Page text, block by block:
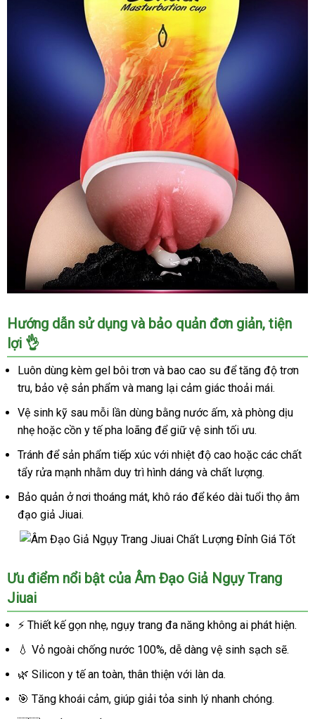
Âm
Đạo
Giả
Ngụy
Trang
Jiuai
Chất
Lượng
Đỉnh
Giá
Tốt
Hướng dẫn sử dụng và bảo quản đơn giản, tiện
lợi 👌
Luôn dùng kèm gel bôi trơn và bao cao su để tăng độ trơn
tru, bảo vệ sản phẩm và mang lại cảm giác thoải mái.
Vệ sinh kỹ sau mỗi lần dùng bằng nước ấm, xà phòng dịu
nhẹ hoặc cồn y tế pha loãng để giữ vệ sinh tối ưu.
Tránh để sản phẩm tiếp xúc với nhiệt độ cao hoặc các chất
tẩy rửa mạnh nhằm duy trì hình dáng và chất lượng.
Bảo quản ở nơi thoáng mát, khô ráo để kéo dài tuổi thọ âm
đạo giả Jiuai.
Âm
Đạo
Giả
Ngụy
Trang
Jiuai
Lượng
Đỉnh
Ưu điểm nổi bật của Âm Đạo Giả Ngụy Trang
Jiuai
⚡ Thiết kế gọn nhẹ, ngụy trang đa năng không ai phát hiện.
💧 Vỏ ngoài chống nước 100%, dễ dàng vệ sinh sạch sẽ.
🌿 Silicon y tế an toàn, thân thiện với làn da.
🎯 Tăng khoái cảm, giúp giải tỏa sinh lý nhanh chóng.